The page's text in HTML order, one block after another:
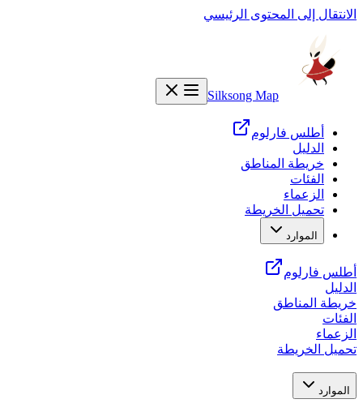
الانتقال إلى المحتوى الرئيسي
Silksong Map
أطلس فارلوم
الدليل
خريطة المناطق
الفئات
الزعماء
تحميل الخريطة
الموارد
أطلس فارلوم
الدليل
خريطة المناطق
الفئات
الزعماء
تحميل الخريطة
الموارد